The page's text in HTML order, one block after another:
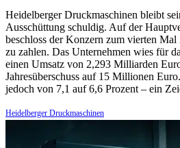
Heidelberger Druckmaschinen bleibt
Ausschüttung schuldig. Auf der
beschloss der Konzern zum vierten
zu zahlen. Das Unternehmen wies für
einen Umsatz von 2,293 Milliarden
Jahresüberschuss auf 15 Millionen
jedoch von 7,1 auf 6,6 Prozent – ein
Heidelberger Druckmaschinen